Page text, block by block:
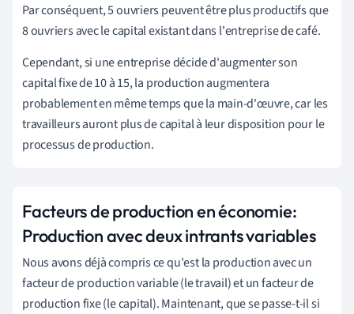
Par conséquent, 5 ouvriers peuvent être plus productifs que
8 ouvriers avec le capital existant dans l'entreprise de café.
Cependant, si une entreprise décide d'augmenter son
capital fixe de 10 à 15, la production augmentera
probablement en même temps que la main-d'œuvre, car les
travailleurs auront plus de capital à leur disposition pour le
processus de production.
Facteurs de production en économie:
Production avec deux intrants variables
Nous avons déjà compris ce qu'est la production avec un
facteur de production variable (le travail) et un facteur de
production fixe (le capital). Maintenant, que se passe-t-il si